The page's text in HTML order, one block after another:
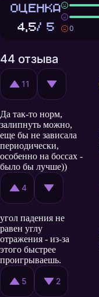
ОЦЕНКА
4,5/ 5
0
44 отзыва
11
Да так-то норм,
залипнуть можно,
еще бы не зависала
периодически,
особенно на боссах -
было бы лучше))
4
угол падения не
равен углу
отражения - из-за
этого быстрее
проигрываешь.
5 2